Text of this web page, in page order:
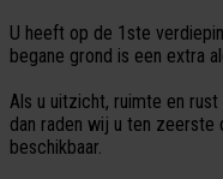
U heeft op de 1ste
begane grond is een extra
Als u uitzicht, ruimte en
dan raden wij u ten
beschikbaar.